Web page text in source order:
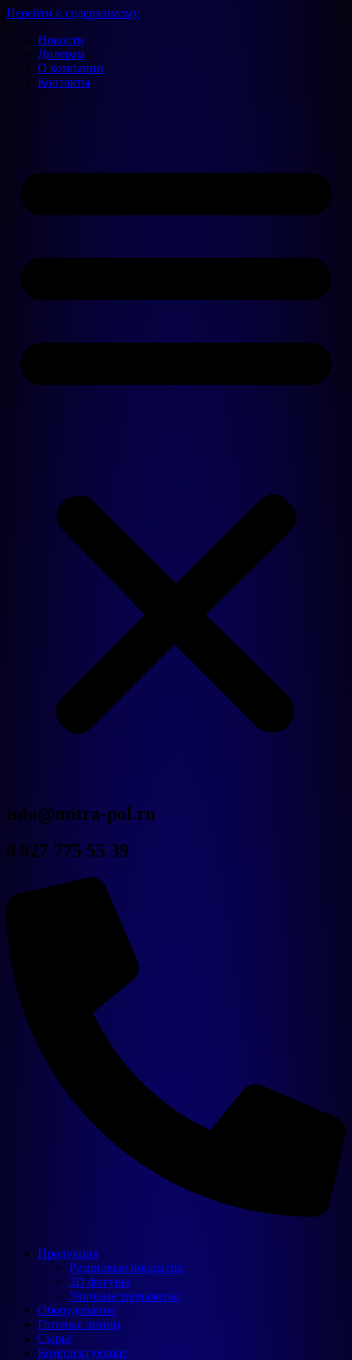
Перейти к содержимому
Новости
Дилерам
О компании
Контакты
Новости
Дилерам
Контакты
info@mitra-pol.ru
8 927 775 55 39
Продукция
Резиновые покрытия
3D фигуры
Уличные тренажеры
Оборудование
Готовые линии
Сырьё
Комплектующие